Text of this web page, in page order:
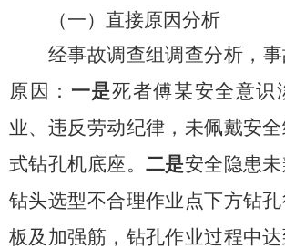
（一）直接原因分析
经事故调查组调查分析，
原因 ： 一是死者傅某安全意识
业、违反劳动纪律，未佩戴安
式钻孔机底座。 二是安全隐患
钻头选型不合理作业点下方钻
板及加强筋，钻孔作业过程中